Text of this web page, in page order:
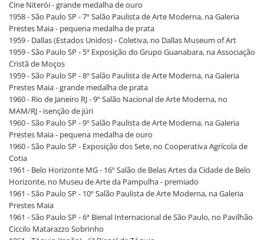
Cine Niterói - grande medalha de ouro
1958 - São Paulo SP - 7º Salão Paulista de Arte Moderna, na Galeria
Prestes Maia - pequena medalha de prata
1959 - Dallas (Estados Unidos) - Coletiva, no Dallas Museum of Art
1959 - São Paulo SP - 5ª Exposição do Grupo Guanabara, na Associação
Cristã de Moços
1959 - São Paulo SP - 8º Salão Paulista de Arte Moderna, na Galeria
Prestes Maia - grande medalha de prata
1960 - Rio de Janeiro RJ - 9º Salão Nacional de Arte Moderna, no
MAM/RJ - isenção de júri
1960 - São Paulo SP - 9º Salão Paulista de Arte Moderna, na Galeria
Prestes Maia - pequena medalha de ouro
1960 - São Paulo SP - Exposição dos Sete, no Cooperativa Agrícola de
Cotia
1961 - Belo Horizonte MG - 16º Salão de Belas Artes da Cidade de Belo
Horizonte, no Museu de Arte da Pampulha - premiado
1961 - São Paulo SP - 10º Salão Paulista de Arte Moderna, na Galeria
Prestes Maia
1961 - São Paulo SP - 6ª Bienal Internacional de São Paulo, no Pavilhão
Ciccilo Matarazzo Sobrinho